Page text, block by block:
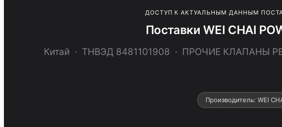
ДОСТУП К АКТУАЛЬНЫМ ДАННЫМ
Поставки WEI CHAI
Китай · ТНВЭД 8481101908 · ПРОЧИЕ
Производитель: WEI